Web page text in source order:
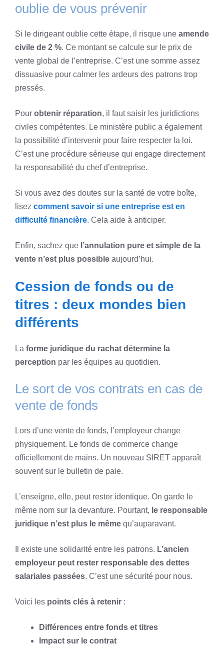
oublie de vous prévenir
Si le dirigeant oublie cette étape, il risque une amende
civile de 2 %. Ce montant se calcule sur le prix de
vente global de l’entreprise. C’est une somme assez
dissuasive pour calmer les ardeurs des patrons trop
pressés.
Pour obtenir réparation, il faut saisir les juridictions
civiles compétentes. Le ministère public a également
la possibilité d’intervenir pour faire respecter la loi.
C’est une procédure sérieuse qui engage directement
la responsabilité du chef d’entreprise.
Si vous avez des doutes sur la santé de votre boîte,
lisez comment savoir si une entreprise est en
difficulté financière. Cela aide à anticiper.
Enfin, sachez que l’annulation pure et simple de la
vente n’est plus possible aujourd’hui.
Cession de fonds ou de
titres : deux mondes bien
différents
La forme juridique du rachat détermine la
perception par les équipes au quotidien.
Le sort de vos contrats en cas de
vente de fonds
Lors d’une vente de fonds, l’employeur change
physiquement. Le fonds de commerce change
officiellement de mains. Un nouveau SIRET apparaît
souvent sur le bulletin de paie.
L’enseigne, elle, peut rester identique. On garde le
même nom sur la devanture. Pourtant, le responsable
juridique n’est plus le même qu’auparavant.
Il existe une solidarité entre les patrons. L’ancien
employeur peut rester responsable des dettes
salariales passées. C’est une sécurité pour nous.
Voici les points clés à retenir :
Différences entre fonds et titres
Impact sur le contrat